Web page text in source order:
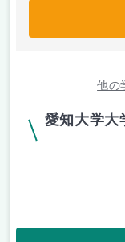
他の
愛知大学大